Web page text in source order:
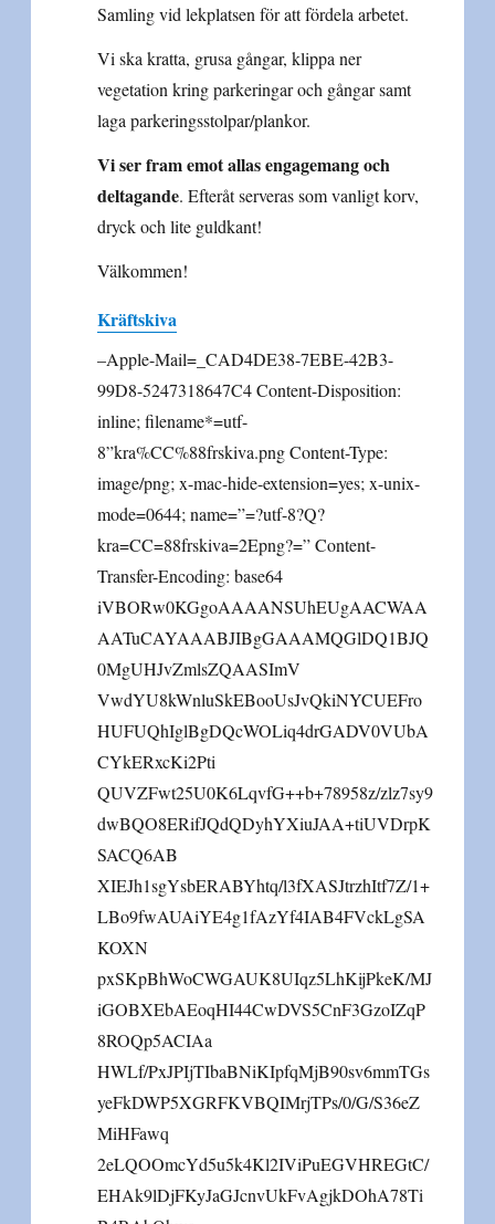
Samling vid lekplatsen för att fördela arbetet.
Vi ska kratta, grusa gångar, klippa ner
vegetation kring parkeringar och gångar samt
laga parkeringsstolpar/plankor.
Vi ser fram emot allas engagemang och
deltagande. Efteråt serveras som vanligt korv,
dryck och lite guldkant!
Välkommen!
Kräftskiva
–Apple-Mail=_CAD4DE38-7EBE-42B3-99D8-5247318647C4 Content-Disposition: inline; filename*=utf-8”kra%CC%88frskiva.png Content-Type: image/png; x-mac-hide-extension=yes; x-unix-mode=0644; name=”=?utf-8?Q?kra=CC=88frskiva=2Epng?=” Content-Transfer-Encoding: base64 iVBORw0KGgoAAAANSUhEUgAACWAAAATuCAYAAABJIBgGAAAMQGlDQ1BJQ0MgUHJvZmlsZQAASImV VwdYU8kWnluSkEBooUsJvQkiNYCUEFroHUFUQhIglBgDQcWOLiq4drGADV0VUbACYkERxcKi2Pti QUVZFwt25U0K6LqvfG++b+78958z/zlz7sy9dwBQO8ERifJQdQDyhYXiuJAA+tiUVDrpKSACQ6AB XIEJh1sgYsbERABYhtq/l3fXASJtrzhItf7Z/1+LBo9fwAUAiYE4g1fAzYf4IAB4FVckLgSAKOXN pxSKpBhWoCWGAUK8UIqz5LhKijPkeK/MJiGOBXEbAEoqHI44CwDVS5CnF3GzoIZqP8ROQp5ACIAa HWLf/PxJPIjTIbaBNiKIpfqMjB90sv6mmTGsyeFkDWP5XGRFKVBQIMrjTPs/0/G/S36eZMiHFawq 2eLQOOmcYd5u5k4Kl2IViPuEGVHREGtC/EHAk9lDjFKyJaGJcnvUkFvAgjkDOhA78TiB4RAbQhws zIuKUPAZmYJgNsRwhaBTBYXsBIj1IF7ILwiKV9hsFk+KU/hCGzLFLKaCP8sRy/xKfd2X5CYyFfqv s/lshT6mWpydkAwxBWKLIkFSFMSqEDsW5MaHK2zGFGezooZsxJI4afwWEMfxhSEBcn2sKFMcHKew L8svGJovtjlbwI5S4P2F2Qmh8vxgbVyOLH44F+wSX8hMHNLhF4yNGJoLjx8YJJ879owvTIxX6HwQ FQbEycfiFFFejMIeN+PnhUh5M4hdC4riFWPxpEK4IOX6eKaoMCZBHidenMMJi5HHgy8DEYAFAgEd SGDNAJNADhB09jX2wTt5TzDgADHIAnzgoGCGRiTLeoTwGg+KwZ8Q8UHB8LgAWS8fFEH+6zArvzqA TFlvkWxELngCcT4IB3nwXiIbJRz2lgQeQ0bwD+8cWLkw3jxYpf3/nh9ivzNMyEQoGMmQR7rakCUx iBhIDCUGE21xA9wX98Yj4NUfVmecgXsOzeO7PeEJoYvwkHCN0E24NVFQIv4pykjQDfWDFbnI+DEX uBXUdMMDcB+oDpVxHdwAOOCu0A8T94Oe3SDLUsQtzQr9J+2/zeCHp6GwIzuRUbIu2Z9s8/NIVTtV t2EVaa5/zI881ozhfLOGe372z/oh+zzYhv9siS3EDmDt2EnsHHYUawR0rAVrwjqwY1I8vLoey1bX kLc4WTy5UEfwD39DT1aayQKnWqdepy/yvkL+VOk7GrAmiaaJBVnZhXQm/CLw6Wwh13Ek3dnJ2QUA 6fdF/vp6Eyv7biA6Hd+5eX8A4NMyODh45DsX1gLAPg+4/Q9/52wY8NOhDMDZw1yJuEjO4dILAb4l 1OBO0wfGwBzYwPk4A3fgDfxBEAgD0SABpIAJMPpsuM7FYAqYAeaCUlAOloHVYD3YBLaCnWAP2A8a wVFwEpwBF8AlcA3cgaunB7wA/eAd+IwgCAmhIjREHzFBLBF7xBlhIL5IEBKBxCEpSDqShQgRCTID mYeUIyuQ9cgWpAbZhxxGTiLnkC7kFvIA6UVeI59QDFVBtVAj1AodhTJQJhqOJqDj0Sx0MlqMzkeX oGvRanQ32oCeRC+g19Bu9AU6gAFMGdPBTDEHjIGxsGgsFcvExNgsrAyrwKqxOqwZPucrWDfWh33E iTgNp+MOcAWH4ok4F5+Mz8IX4+vxnXgD3oZfwR/g/fg3ApVgSLAneBHYhLGELMIUQimhgrCdcIhw Gu6lHsI7IpGoQ7QmesC9mELMIU4nLiZuINYTTxC7iI+IAyQSSZ9kT/IhRZM4pEJSKWkdaTephXSZ 1EP6oKSsZKLkrBSslKokVCpRqlDapXRc6bLSU6XPZHWyJdmLHE3mkaeRl5K3kZvJF8k95M8UDYo1 xYeSQMmhzKWspdRRTlPuUt4oKyubKXsqxyoLlOcor1Xeq3xW+YHyRxVNFTsVlkqaikRlicoOlRMq t1TeUKlUK6o/NZVaSF1CraGeot6nflClqTqqslV5qrNVK1UbVC+rvlQjq1mqMdUmqBWrVagdULuo 1qdOVrdSZ6lz1GepV6ofVr+hPqBB0xitEa2Rr7FYY5fGOY1nmiRNK80gTZ7mfM2tmqc0H9EwmjmN RePS5tG20U7TerSIWtZabK0crXKtPVqdWv3amtqu2knaU7UrtY9pd+tgOlY6bJ08naU6+3Wu63zS NdJl6vJ1F+nW6V7Wfa83Qs9fj69Xplevd03vkz5dP0g/V3+5fqP+PQPcwM4g1mCKwUaD0wZ9I7RG eI/gjigbsX/EbUPU0M4wznC64VbDDsMBI2OjECOR0TqjU0Z9xjrG/sY5xquMjxv3mtBMfE0EJqtM Wkye07XpTHoefS29jd5vamgaaiox3WLaafrZzNos0azErN7snjnFnGGeab7KvNW838LEItJihkWt xW1LsiXDMttyjWW75Xsra6tkqwVWjVbPrPWs2dbF1rXWd22oNn42k22qba7aEm0Ztrm2G2wv2aF2 bnbZdpV2F+1Re3d7gf0G+66RhJGeI4Ujq0fecFBxYDoUOdQ6PHDUcYxwLHFsdHw5ymJU6qjlo9pH fXNyc8pz2uZ0Z7Tm6LDRJaObR792tnPmOlc6X3WhugS7zHZpcnnlau/Kd93oetON5hbptsCt1e2r u4e72L3OvdfDwiPdo8rjBkOLEcNYzDjrSfAM8JztedTzo5e7V6HXfq+/vB28c713eT8bYz2GP2bb mEc+Zj4cny0+3b5033Tfzb7dfqZ+HL9qv4f+5v48/+3+T5m2zBzmbubLAKcAccChgPcsL9ZM1olA LDAksCywM0gzKDFofdD9YLPgrODa4P4Qt5DpISdCCaHhoctDb7CN2Fx2Dbs/zCNsZlhbuEp4fPj6 8IcRdhHiiOZINDIscmXk3SjLKGFUYzSIZkevjL4XYx0zOeZILDE2JrYy9knc6LgZce3xtPiJ8bvi 3yUEJCxNuJNokyhJbE1SS0pLqkl6nxyYvCK5e+yosTPHXkgxSBGkNKWSUpNSt6cOjAsat3pcT5pb Wmna9fHW46eOPzfBYELehGMT1SZyJh5IJ6Qnp+9K/8KJ5lRzBjLYGVUZ/VwWdw33Bc+ft4rXy/fh r+A/zfTJXJH5LMsna2VWb7ZfdkV2n4AlWC94lROasynnfW507o7cwbzkvPp8pfz0/MNCTWGusG2S 8aSpk7pE9qJSUfdkr8mrJ/eLw8XbC5CC8QVNhVrwR75DYiP5RfKgyLeosujDlKQpB6ZqTBVO7Zhm N23RtKfFwcW/Tcenc6e3zjCdMXfGg5nMmVtmIbMyZrXONp89f3bPnJA5O+dS5ubO/b3EqWRFydt5 yfOa5xvNnzP/0S8hv9SWqpaKS28s8F6waSG+ULCwc5HLonWLvpXxys6XO5VXlH9ZzF18/tfRv679 dXBJ5pLOpe5LNy4jLhMuu77cb/nOFRorilc8Whm5smEVfVXZqrerJ64+V+FasWkNZY1kTffaiLVN 6yzWLVv3ZX32+muVAZX1VYZVi6reb+BtuLzRf2PdJqNN5Zs+bRZsvrklZEtDtVV1xVbi1qKtT7Yl bWv/jfFbzXaD7eXbv+4Q7ujeGbezrcajpmaX4a6ltWitpLZ3d9ruS3sC9zTVOdRtqdepL98L9kr2 Pt+Xvu/6/vD9rQcYB+oOWh6sOkQ7VNaANExr6G/MbuxuSmnqOhx2uLXZu/nQEccjO46aHq08pn1s 6XHK8fnHB1uKWwZOiE70ncw6+ah1YuudU2NPXW2Lbes8HX767JngM6fame0tZ33OHj3nde7wecb5 xgvuFxo63DoO/e72+6FO986Gix4Xmy55XmruGtN1/LLf5ZNXAq+cucq+euFa1LWu64nXb95Iu9F9 k3fz2a28W69uF93+fGfOXcLdsnvq9yruG96v/sP2j/pu9+5jDwIfdDyMf3jnEffRi8cFj7/0zH9C fVLx1ORpzTPnZ0d7g3svPR/3vOeF6MXnvtI/Nf6semnz8uBf/n919I/t73klfjX4evEb/Tc73rq+ bR2IGbj/Lv/d5/dlH/Q/7PzI+Nj+KfnT089TvpC+rP1q+7X5W/i3u4P5g4Mijpgj+xXAYEUzMwF4 vQMAagoANHg+o4yTn/9kBZGfWWUI/CcsPyPKijsAdfD/PbYP/t3cAGDvNnj8gvpqaQDEUAFI8ASo i8twHTqryc6V0kKE54DNUV8z8jPAvynyM+cPcf/cAqmqK/i5/RehNnyOETCyBwAAAIplWElmTU0A KgAAAAgABAEaAAUAAAABAAAAPgEbAAUAAAABAAAARgEoAAMAAAABAAIAAIdpAAQAAAABAAAATgAA AAAAAACQAAAAAQAAAJAAAAABAAOShgAHAAAAEgAAAHigAgAEAAAAAQAACWCgAwAEAAAAAQAABO4A AAAAQVNDSUkAAABTY3JlZW5zaG90yxyqOQAAAAlwSFlzAAAWJQAAFiUBSVIk8AAAAdhpVFh0WE1M OmNvbS5hZG9iZS54bXAAAAAAADx4OnhtcG1ldGEgeG1sbnM6eD0iYWRvYmU6bnM6bWV0YS8iIHg6 eG1wdGs9IlhNUCBDb3JlIDYuMC4wIj4KICAgPHJkZjpSREYgeG1sbnM6cmRmPSJodHRwOi8vd3d3 LnczLm9yZy8xOTk5LzAyLzIyLXJkZi1zeW50YXgtbnMjIj4KICAgICAgPHJkZjpEZXNjcmlwdGlv biByZGY6YWJvdXQ9IiIKICAgICAgICAgICAgeG1sbnM6ZXhpZj0iaHR0cDovL25zLmFkb2JlLmNv bS9leGlmLzEuMC8iPgogICAgICAgICA8ZXhpZjpQaXhlbFlEaW1lbnNpb24+MTI2MjwvZXhpZjpQ aXhlbFlEaW1lbnNpb24+CiAgICAgICAgIDxleGlmOlBpeGVsWERpbWVuc2lvbj4yNDAwPC9leGlm OlBpeGVsWERpbWVuc2lvbj4KICAgICAgICAgPGV4aWY6VXNlckNvbW1lbnQ+U2NyZWVuc2hvdDwv ZXhpZjpVc2VyQ29tbWVudD4KICAgICAgPC9yZGY6RGVzY3JpcHRpb24+CiAgIDwvcmRmOlJERj4K PC94OnhtcG1ldGE+Cj/d9xEAAAAcaURPVAAAAAIAAAAAAAACdwAAACgAAAJ3AAACdwAEwR+0Es59 AABAAElEQVR4Aezd+7Mt6V3Q/85MwiSTC0nA3I2DoqBQKMqQUKACKkFJEYyJJFVesLREKVNcrGCV f4GWWuWvlhWNJg6JqJSWN5SCCSqKCpqEXMiYmMQLkhuXkEwyMcN3vTvzOd+e7dkzZ/c5e5+1z7ye qt69uvt5nn761c/q9ay1PrvX4371kBaJAAECBAgQIECAAAECBAgQIECAAAECBAgQIECAAAECBAgQ IECAAAECBM4s8DgBWGc2U4AAAQIECBAgQIAAAQIECBAgQIAAAQIECBAgQIAAAQIECBAgQIAAAQKr gAAsHYEAAQIECBAgQIAAAQIECBAgQIAAAQIECBAgQIAAAQIECBAgQIAAAQI7BQRg7YRTjAABAgQI ECBAgAABAgQIECBAgAABAgQIECBAgAABAgQIECBAgAABAgKw9AECBAgQIECAAAECBAgQIECAAAEC BAgQIECAAAECBAgQIECAAAECBAjsFBCAtRNOMQIECBAgQIAAAQIECBAgQIAAAQIECBAgQIAAAQIE CBAgQIAAAQIECAjA0gcIECBAgAABAgQIECBAgAABAgQIECBAgAABAgQIECBAgAABAgQIECCwU0AA 1k44xQgQIECAAAECBAgQIECAAAECBAgQIECAAAECBAgQIECAAAECBAgQICAASx8gQIAAAQIECBAg QIAAAQIECBAgQIAAAQIECBAgQIAAAQIECBAgQIDATgEBWDvhFCNAgAABAgQIECBAgAABAgQIECBA gAABAgQIECBAgAABAgQIECBAgIAALH2AAAECBAgQIECAAAECBAgQIECAAAECBAgQIECAAAECBAgQ IECAAAECOwUEYO2EU4wAAQIECBAgQIAAAQIECBAgQIAAAQIECBAgQIAAAQIECBAgQIAAAQICsPQB AgQIECBAgAABAgQIECBAgAABAgQIECBAgAABAgQIECBAgAABAgQI7BQQgLUTTjECBAgQIECAAAEC BAgQIECAAAECBAgQIECAAAECBAgQIECAAAECBAgIwNIHCBAgQIAAAQIECBAgQIAAAQIECBAgQIAA AQIECBAgQIAAAQIECBAgsFNAANZOOMUIECBAgAABAgQIECBAgAABAgQIECBAgAABAgQIECBAgAAB AgQIECAgAEsfIECAAAECBAgQIECAAAECBAgQIECAAAECBAgQIECAAAECBAgQIECAwE4BAVg74RQj QIAAAQIECBAgQIAAAQIECBAgQIAAAQIECBAgQIAAAQIECBAgQICAACx9gAABAgQIECBAgAABAgQI ECBAgAABAgQIECBAgAABAgQIECBAgAABAjsFBGDthFOMAAECBAgQIECAAAECBAgQIECAAAECBAgQ IECAAAECBAgQIECAAAECArD0AQIECBAgQIAAAQIECBAgQIAAAQIECBAgQIAAAQIECBAgQIAAAQIE COwUEIC1E04xAgQIECBAgAABAgQIECBAgAABAgQIECBAgAABAgQIECBAgAABAgQICMDSBwgQIECA AAECBAgQIECAAAECBAgQIECAAAECBAgQIECAAAECBAgQILBTQADWTjjFCBAgQIAAAQIECBAgQIAA AQIECBAgQIAAAQIECBAgQIAAAQIECBAgIABLHyBAgAABAgQIECBAgAABAgQIECBAgAABAgQIECBA gAABAgQIECBAgMBOAQFYO+EUI0CAAAECBAgQIECAAAECBAgQIECAAAECBAgQIECAAAECBAgQIECA gAAsfYAAAQIECBAgQIAAAQIECBAgQIAAAQIECBAgQIAAAQIECBAgQIAAAQI7BQRg7YRTjAABAgQI ECBAgAABAgQIECBAgAABAgQIECBAgAABAgQIECBAgAABAgKw9AECBAgQIECAAAECBAgQIECAAAEC BAgQIECAAAECBAgQIECAAAECBAjsFBCAtRNOMQIECBAgQIAAAQIECBAgQIAAAQIECBAgQIAAAQIE CBAgQIAAAQIECAjA0gcIECBAgAABAgQIECBAgAABAgQIECBAgAABAgQIECBAgAABAgQIECCwU0AA 1k44xQgQIECAAAECBAgQIECAAAECBAgQIECAAAECBAgQIECAAAECBAgQICAASx8gQIAAAQIECBAg QIAAAQIECBAgQIAAAQIECBAgQIAAAQIECBAgQIDATgEBWDvhFCNAgAABAgQIECBAgAABAgQIECBA gAABAgQIECBAgAABAgQIECBAgIAALH2AAAECBAgQIECAAAECBAgQIECAAAECBAgQIECAAAECBAgQ IECAAAECOwUEYO2EU4wAAQIECBAgQIAAAQIECBAgQIAAAQIECBAgQIAAAQIECBAgQIAAAQICsPQB AgQIECBAgAABAgQIECBAgAABAgQIECBAgAABAgQIECBAgAABAgQI7BQQgLUTTjECBAgQIECAAAEC BAgQIECAAAECBAgQIECAAAECBAgQIECAAAECBAgIwNIHCBAgQIAAAQIECBAgQIAAAQIECBAgQIAA AQIECBAgQIAAAQIECBAgsFNAANZOOMUIECBAgAABAgQIECBAgAABAgQIECBAgAABAgQIECBAgAAB AgQIECAgAEsfIECAAAECBAgQIECAAAECBAgQIECAAAECBAgQIECAAAECBAgQIECAwE4BAVg74RQj QIAAAQIECBAgQIAAAQIECBAgQIAAAQIECBAgQIAAAQIECBAgQICAACx9gAABAgQIECBAgAABAgQI ECBAgAABAgQIECBAgAABAgQIECBAgAABAjsFBGDthFOMAAECBAgQIECAAAECBAgQIECAAAECBAgQ IECAAAECBAgQIECAAAECArD0AQIECBAgQIAAAQIECBAgQIAAAQIECBAgQIAAAQIECBAgQIAAAQIE COwUEIC1E04xAgQIECBAgAABAgQIECBAgAABAgQIECBAgAABAgQIECBAgAABAgQICMDSBwgQIECA AAECBAgQIECAAAECBAgQIECAAAECBAgQIECAAAECBAgQILBTQADWTjjFCBAgQIAAAQIECBAgQIAA AQIECBAgQIAAAQIECBAgQIAAAQIECBAgIABLHyBAgAABAgQIECBAgAABAgQIECBAgAABAgQIECBA gAABAgQIECBAgMBOAQFYO+EUI0CAAAECBAgQIECAAAECBAgQIECAAAECBAgQIECAAAECBAgQIECA gAAsfYAAAQIECBAgQIAAAQIECBAgQIAAAQIECBAgQIAAAQIECBAgQIAAAQI7BQRg7YRTjAABAgQI ECBAgAABAgQIECBAgAABAgQIECBAgAABAgQIECBAgAABAgKw9AECBAgQIECAAAECBAgQIECAAAEC BAgQIECAAAECBAgQIECAAAECBAjsFBCAtRNOMQIECBAgQIAAAQIECBAgQIAAAQIECBAgQIAAAQIE CBAgQIAAAQIECAjA0gcIECBAgAABAgQIECBAgAABAgQIECBAgAABAgQIECBAgAABAgQIECCwU0AA 1k44xQgQIECAAAECBAgQIECAAAECBAgQIECAAAECBAgQIECAAAECBAgQICAASx8gQIAAAQIECBAg QIAAAQIECBAgQIAAAQIECBAgQIAAAQIECBAgQIDATgEBWDvhFCNAgAABAgQIECBAgAABAgQIECBA gAABAgQIECBAgAABAgQIECBAgIAALH2AAAECBAgQIECAAAECBAgQIECAAAECBAgQIECAAAECBAgQ IECAAAECOwUEYO2EU4wAAQIECBAgQIAAAQIECBAgQIAAAQIECBAgQIAAAQIECBAgQIAAAQICsPQB AgQIECBAgAABAgQIECBAgAABAgQIECBAgAABAgQIECBAgAABAgQI7BQQgLUTTjECBAgQIECAAAEC BAgQIECAAAECBAgQIECAAAECBAgQIECAAAECBAgIwNIHCBAgQIAAAQIECBAgQIAAAQIECBAgQIAA AQIECBAgQIAAAQIECBAgsFNAANZOOMUIECBAgAABAgQIECBAgAABAgQIECBAgAABAgQIECBAgAAB AgQIECAgAEsfIECAAAECBAgQIECAAAECBAgQIECAAAECBAgQIECAAAECBAgQIECAwE4BAVg74RQj QIAAAQIECBAgQIAAAQIECBAgQIAAAQIECBAgQIAAAQIECBAgQICAACx9gAABAgQIECBAgAABAgQI ECBAgAABAgQIECBAgAABAgQIECBAgAABAjsFBGDthFOMAAECBAgQIECAAAECBAgQIECAAAECBAgQ IECAAAECBAgQIECAAAECArD0AQIECBAgQIAAAQIECBAgQIAAAQIECBAgQIAAAQIECBAgQIAAAQIE COwUEIC1E04xAgQIECBAgAABAgQIECBAgAABAgQIECBAgAABAgQIECBAgAABAgQICMDSBwgQIECA AAECBAgQIECAAAECBAgQIECAAAECBAgQ